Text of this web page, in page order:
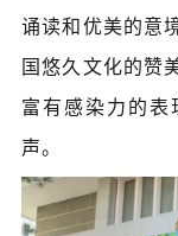
诵读和优美的意
国悠久文化的赞
富有感染力的表
声。